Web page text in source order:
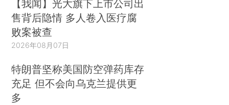
【我闻】光大旗下上市公司出
售背后隐情 多人卷入医疗腐
败案被查
2026年08月07日
特朗普坚称美国防空弹药库存
充足 但不会向乌克兰提供更
多